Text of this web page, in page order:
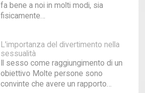
fa bene a noi in molti modi, sia
fisicamente…
L'importanza del divertimento nella
sessualità
Il sesso come raggiungimento di un
obiettivo Molte persone sono
convinte che avere un rapporto…